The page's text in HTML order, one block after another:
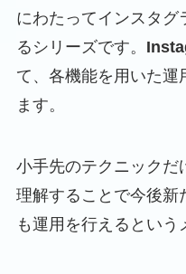
にわたってインスタグ
るシリーズです。
て、各機能を用いた運
ます。
小手先のテクニックだ
理解することで今後新
も運用を行えるという